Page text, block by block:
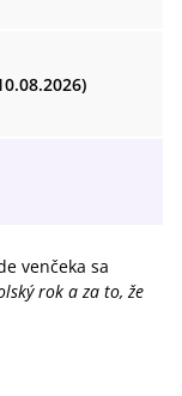
venčeka sa
rok a za to, že